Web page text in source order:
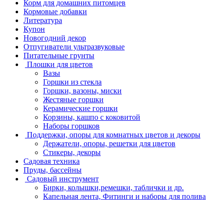
Корм для домашних питомцев
Кормовые добавки
Литература
Купон
Новогодний декор
Отпугиватели ультразвуковые
Питательные грунты
Плошки для цветов
Вазы
Горшки из стекла
Горшки, вазоны, миски
Жестяные горшки
Керамические горшки
Корзины, кашпо с коковитой
Наборы горшков
Поддержки, опоры для комнатных цветов и декоры
Держатели, опоры, решетки для цветов
Стикеры, декоры
Садовая техника
Пруды, бассейны
Садовый инструмент
Бирки, колышки,ремешки, таблички и др.
Капельная лента, Фитинги и наборы для полива